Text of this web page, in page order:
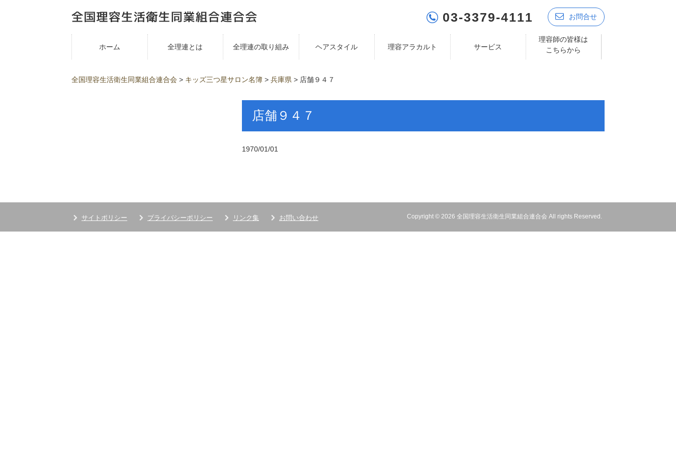
03-3379-4111 お問合せ
ホーム 全理連とは 全理連の取り組み ヘアスタイル 理容アラカルト サービス
理容師の皆様は
こちらから
全国理容生活衛生同業組合連合会 > キッズ三つ星サロン名簿 > 兵庫県 > 店舗９４７
店舗９４７
1970/01/01
サイトポリシー プライバシーポリシー リンク集 お問い合わせ Copyright © 2026 全国理容生活衛生同業組合連合会 All rights Reserved.